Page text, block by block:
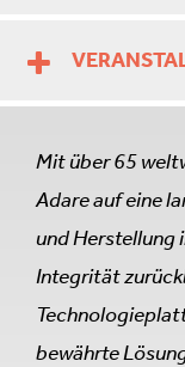
Mit über 65
Adare auf eine
und Herstellung
Integrität
bewährte